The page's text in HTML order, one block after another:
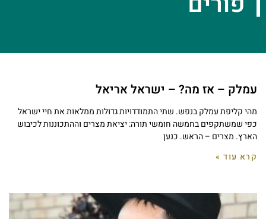
עמלק – אז מה? – ישראל אריאל
מהי קליפת עמלק בנפש. שתי התמודדויות גדולות ממלאות את חיי ישראל
כפי שמשתקפים בחמשה חומשי תורה: יציאת מצרים וההתכוננות לכיבוש
הארץ. מצרים – הראש. כנען
קרא עוד »